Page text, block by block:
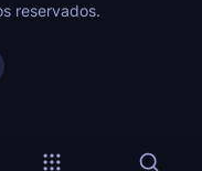
reservados.